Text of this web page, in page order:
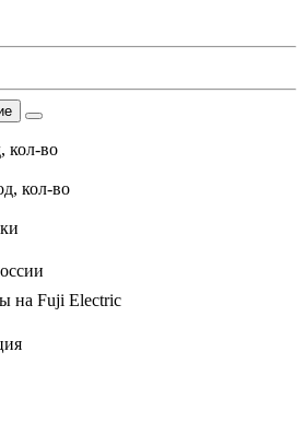
кол-во
кол-во
на Fuji Electric